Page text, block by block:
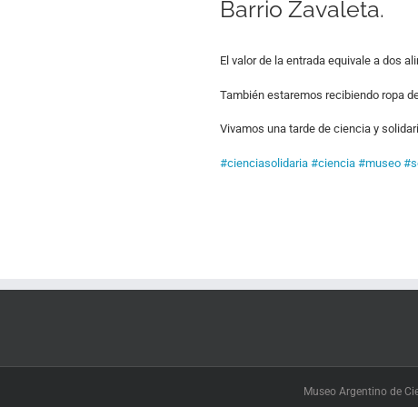
Barrio Zavaleta.
El valor de la entrada equivale a dos
También estaremos recibiendo ropa
Vivamos una tarde de ciencia y
#cienciasolidaria #ciencia #museo
Museo Argentino de